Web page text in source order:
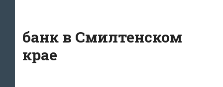
банк в Смилтенском
крае